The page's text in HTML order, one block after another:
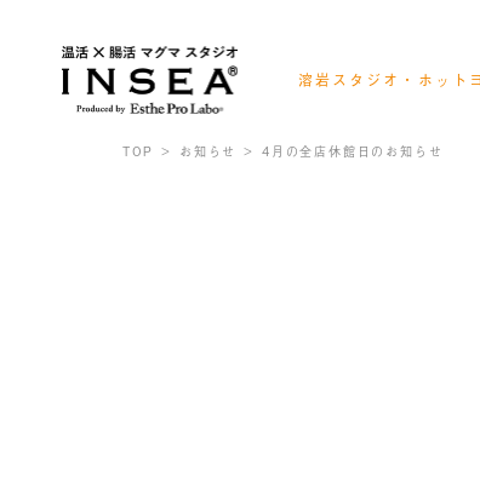
溶岩スタジオ・ホット
TOP お知らせ 4月の全店休館日のお知らせ